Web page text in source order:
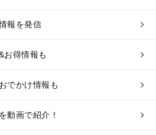
報を発信
お得情報も
でかけ情報も
動画で紹介！